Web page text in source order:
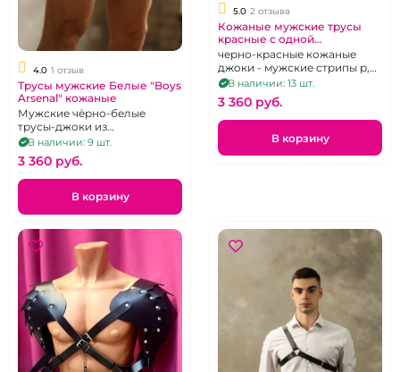
4.0 1 отзыв
Трусы мужские Белые "Boys
Arsenal" кожаные
Мужские чёрно-белые
трусы-джоки из
натуральной кожи.
В наличии: 9 шт.
3 360 pуб.
В корзину
5.0 2 отзыва
Кожаные мужские трусы
красные с одной
вертикальной полосй "Boys
Arsenal"
черно-красные кожаные
джоки - мужские стрипы р,
42-62
В наличии: 13 шт.
3 360 pуб.
В корзину